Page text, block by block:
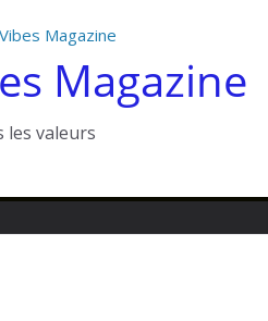
Magazine
les valeurs